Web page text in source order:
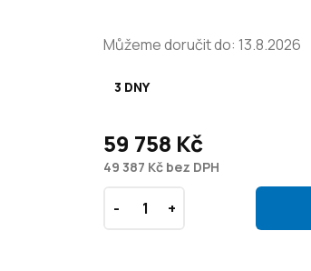
59 758 Kč
49 387 Kč bez DPH
3 DNY
Můžeme doručit do: 13.8.2026